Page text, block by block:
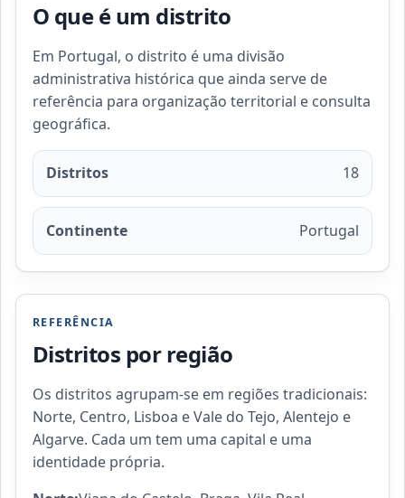
O que é um distrito
Em Portugal, o distrito é uma divisão
administrativa histórica que ainda serve de
referência para organização territorial e consulta
geográfica.
Distritos 18
Continente Portugal
REFERÊNCIA
Distritos por região
Os distritos agrupam-se em regiões tradicionais:
Norte, Centro, Lisboa e Vale do Tejo, Alentejo e
Algarve. Cada um tem uma capital e uma
identidade própria.